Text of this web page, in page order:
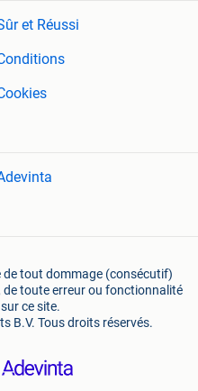
et Réussi
de tout dommage (consécutif)
toute erreur ou fonctionnalité
ce site.
B.V. Tous droits réservés.